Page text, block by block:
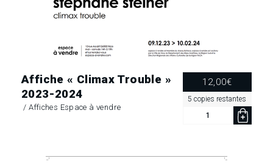
Affiche « Climax Trouble »
2023-2024
/Affiches Espace à vendre
12,00€
5 copies restantes
quantité
Climax